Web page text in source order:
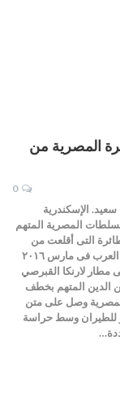
المصرية من
0
الإسكندرية
المصرية المتهم
التى أقلعت من
مطار برج العرب فى مارس ٢٠١٦
لارنكا القبرصي
الدين المتهم بخطف
وصل على متن
للطيران وسط حراسة